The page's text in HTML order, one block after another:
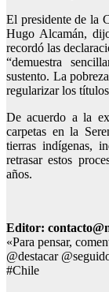
El presidente de la
Hugo Alcamán,
recordó las
“demuestra
sustento. La
regularizar los
De acuerdo a la
carpetas en la
tierras indígenas,
retrasar estos
años.
Editor:
«Para pensar,
@destacar
#Chile